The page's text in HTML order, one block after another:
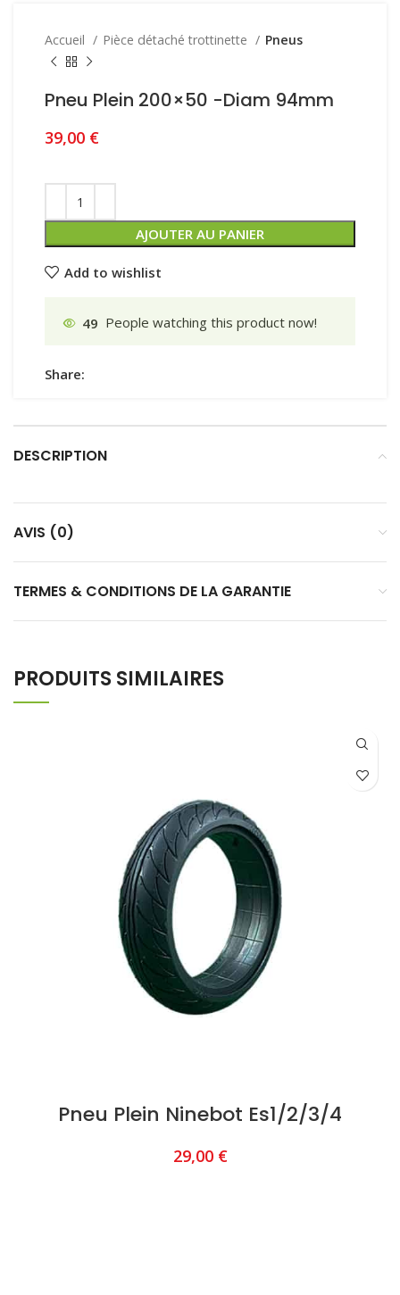
Accueil Pièce détaché trottinette Pneus
Pneu Plein 200×50 -Diam 94mm
39,00 €
AJOUTER AU PANIER
Add to wishlist
49 People watching this product now!
Share:
DESCRIPTION
AVIS (0)
TERMES & CONDITIONS DE LA GARANTIE
PRODUITS SIMILAIRES
Pneu Plein Ninebot Es1/2/3/4
29,00 €